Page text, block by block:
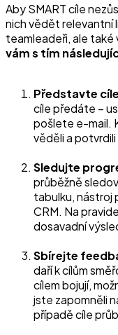
Aby SMART cíle
nich vědět relevantní
teamleadeři, ale také
vám s tím
Představte cíle
cíle předáte –
pošlete e-mail.
věděli a potvrdili
Sledujte
průběžně
tabulku, nástroj
CRM. Na
dosavadní
Sbírejte
daří k cílům
cílem bojují,
jste zapomněli
případě cíle